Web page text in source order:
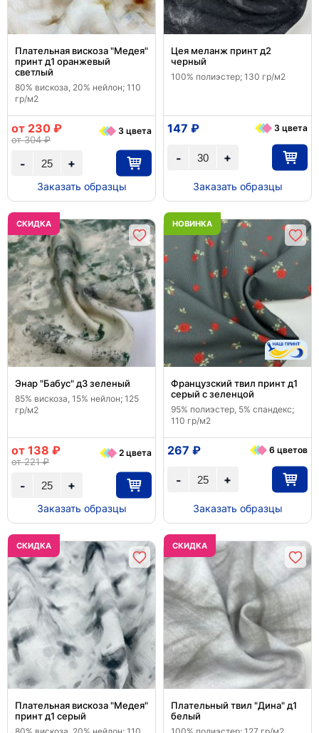
Плательная вискоза "Медея"
принт д1 оранжевый
светлый
80% вискоза, 20% нейлон; 110
гр/м2
+
-
от 230 ₽
от 304 ₽
3 цвета
Заказать образцы
Цея меланж принт д2
черный
100% полиэстер; 130 гр/м2
+
-
147 ₽ 3 цвета
Заказать образцы
CКИДКА
Энар "Бабус" д3 зеленый
85% вискоза, 15% нейлон; 125
гр/м2
+
-
от 138 ₽
от 221 ₽
2 цвета
Заказать образцы
НОВИНКА
Французский твил принт д1
серый с зеленцой
95% полиэстер, 5% спандекс;
110 гр/м2
+
-
267 ₽ 6 цветов
Заказать образцы
CКИДКА
Плательная вискоза "Медея"
принт д1 серый
CКИДКА
Плательный твил "Дина" д1
белый